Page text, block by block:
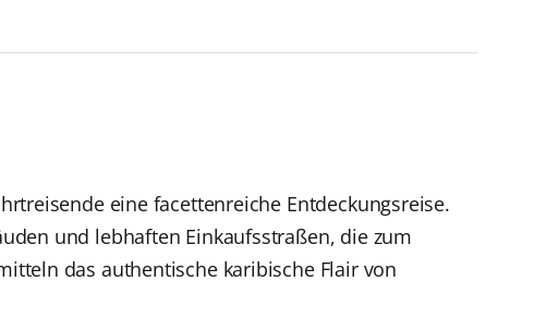
eine facettenreiche Entdeckungsreise.
und lebhaften Einkaufsstraßen, die zum
das authentische karibische Flair von